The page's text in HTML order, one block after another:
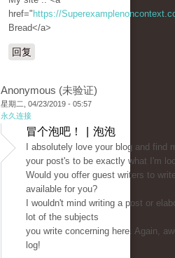
href=" https://
Bread</a>
回复
Anonymous (未验证)
星期二, 04/23/2019 - 05:57
永久连接
冒个泡吧！ | 泡泡
I absolutely love your blog and find
your post's to be exactly what I'm
Would you offer guest writers to
available for you?
I wouldn't mind writing a post or
lot of the subjects
you write concerning here. Again,
log!